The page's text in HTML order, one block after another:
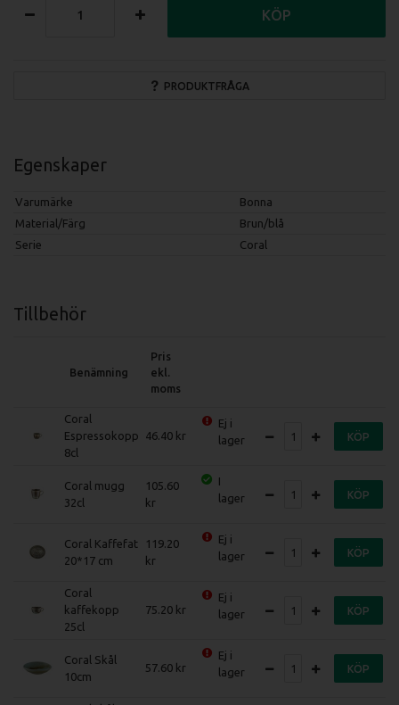
PRODUKTFRÅGA
KÖP
Egenskaper
Varumärke
Bonna
Material/Färg
Brun/blå
Serie
Coral
Tillbehör
Benämning
Pris
ekl.
moms
Coral
Espressokopp
8cl
46.40
Ej i
lager
KÖP
Coral mugg
32cl
105.60
I
lager
KÖP
Coral Kaffefat
20*17 cm
119.20
Ej i
lager
KÖP
Coral
kaffekopp
25cl
75.20
Ej i
lager
KÖP
Coral Skål
10cm
57.60
Ej i
lager
KÖP